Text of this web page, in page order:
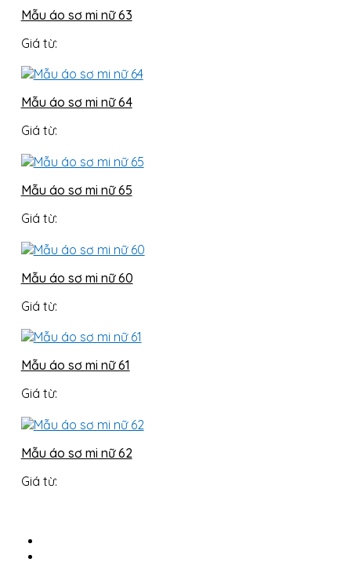
Mẫu áo sơ mi nữ 63
Giá từ:
Mẫu áo sơ mi nữ 64
Giá từ:
Mẫu áo sơ mi nữ 65
Giá từ:
Mẫu áo sơ mi nữ 60
Giá từ:
Mẫu áo sơ mi nữ 61
Giá từ:
Mẫu áo sơ mi nữ 62
Giá từ: